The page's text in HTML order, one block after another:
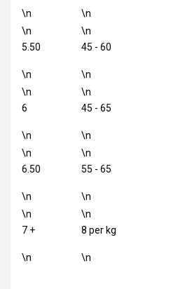
\n \n
\n
5.50
\n
\n
45 - 60
\n
\n
6
\n
\n
45 - 65
\n
\n
6.50
\n
\n
55 - 65
\n
\n
7 +
\n
\n
8 per kg
\n